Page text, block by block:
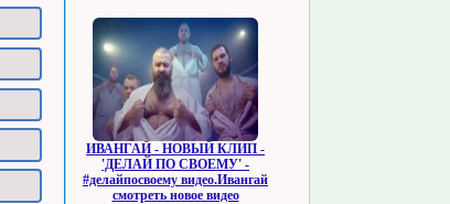
ИВАНГАЙ - НОВЫЙ КЛИП -
'ДЕЛАЙ ПО СВОЕМУ' -
#делайпосвоему видео.Ивангай
смотреть новое видео